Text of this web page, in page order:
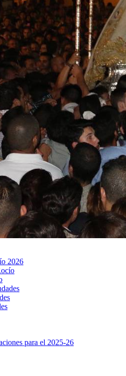
2026
para el 2025-26